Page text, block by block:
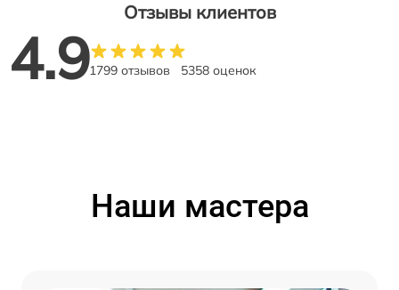
Отзывы клиентов
4.91799 отзывов 5358 оценок
Наши мастера